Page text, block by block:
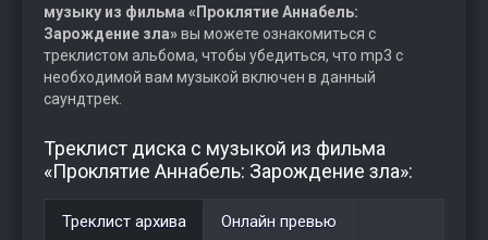
музыку из фильма «Проклятие Аннабель:
Зарождение зла»вы можете ознакомиться с
треклистом альбома, чтобы убедиться, что mp3 с
необходимой вам музыкой включен в данный
саундтрек.
Треклист диска с музыкой из фильма
«Проклятие Аннабель: Зарождение зла»:
Треклист архива Онлайн превью